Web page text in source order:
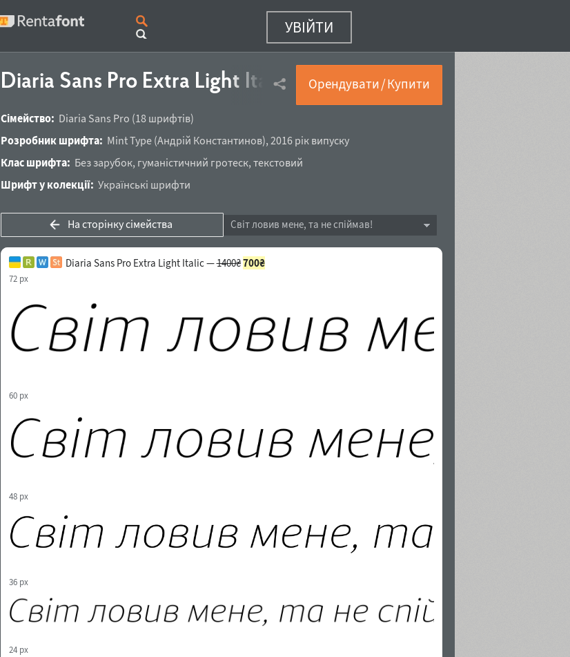
УВІЙТИ
Diaria Sans Pro Extra Light Italic (4 з 18)
Орендувати / Купити
Сімейство: Diaria Sans Pro (18 шрифтів)
Розробник шрифта: Mint Type(Андрій Константинов), 2016 рік випуску
Клас шрифта: Без зарубок, гуманістичний гротеск, текстовий
Шрифт у колекції: Українські шрифти
На сторінку сімейства Світ ловив мене, та не спіймав!
Diaria Sans Pro Extra Light Italic —1400₴700₴
72 px
60 px
48 px
36 px
24 px